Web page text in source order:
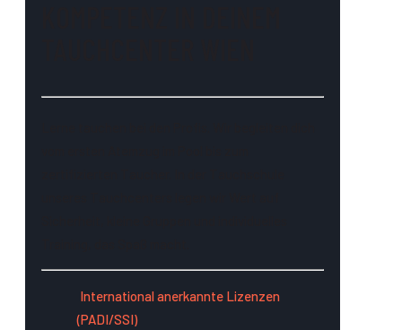
International anerkannte Lizenzen
(PADI/SSI)